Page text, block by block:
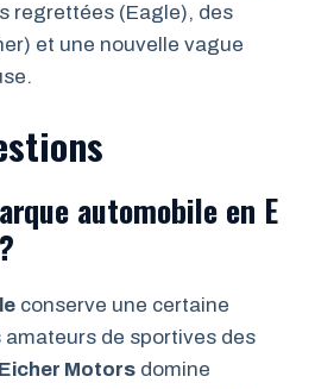
regrettées (Eagle), des
et une nouvelle vague
automobile en E
conserve une certaine
de sportives des
Eicher Motors domine